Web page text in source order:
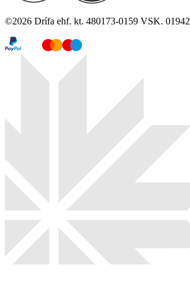
©2026 Drífa ehf. kt. 480173-0159 VSK. 01942